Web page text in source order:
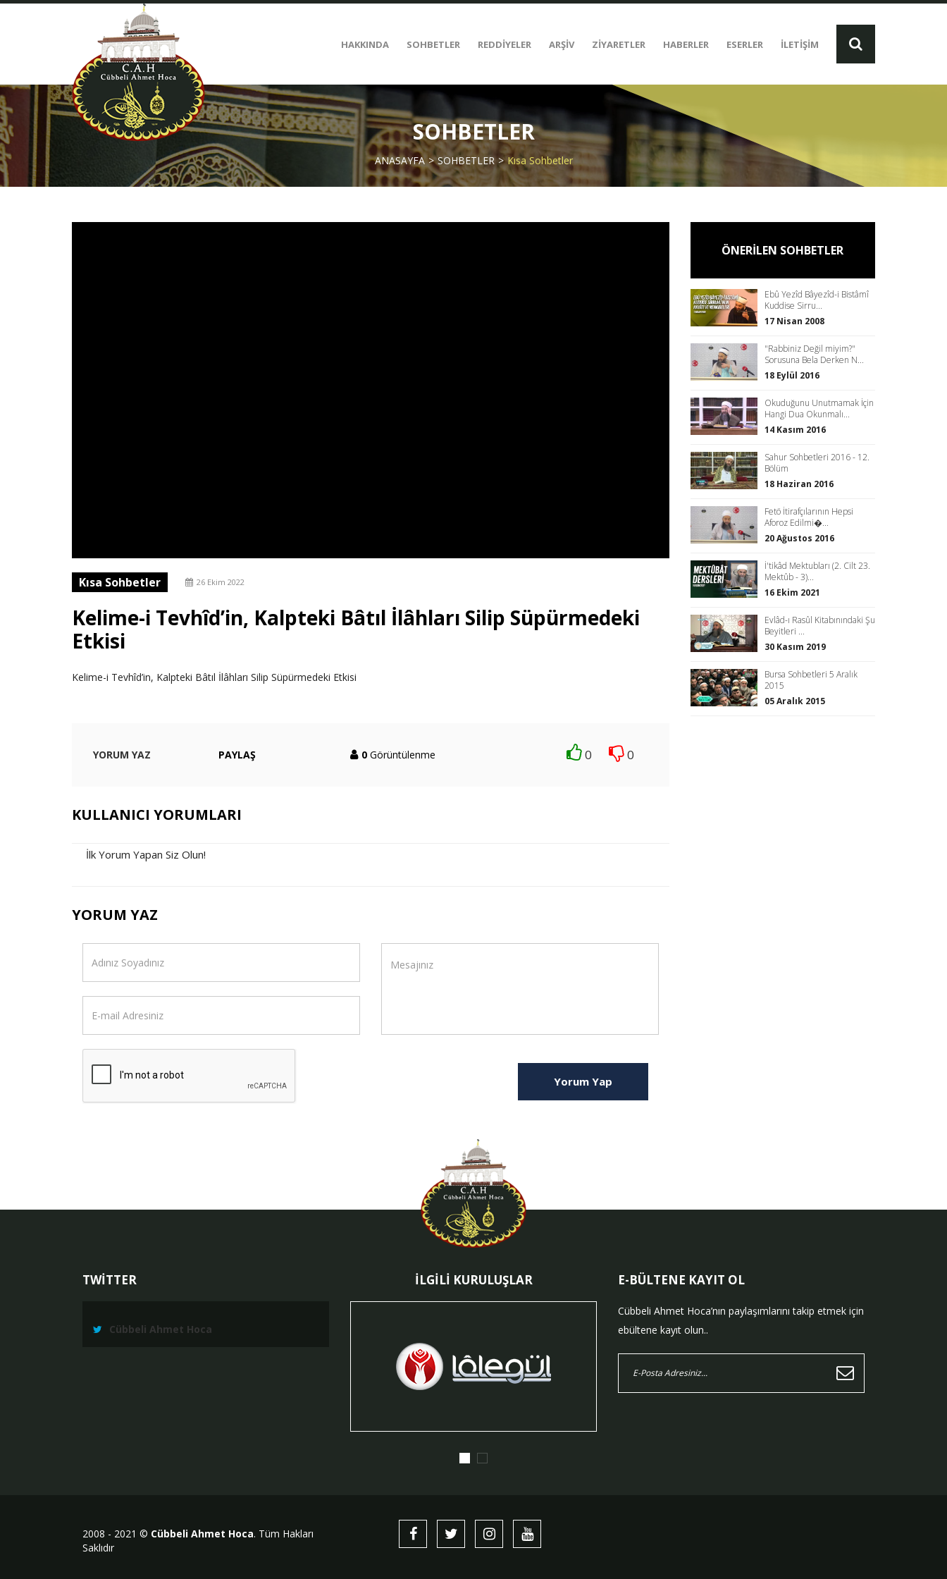
HAKKINDA SOHBETLER REDDİYELER ARŞİV ZİYARETLER HABERLER ESERLER İLETİŞİM
SOHBETLER
ANASAYFA SOHBETLER Kısa Sohbetler
Kısa Sohbetler 26 Ekim 2022
Kelime-i Tevhîd’in, Kalpteki Bâtıl İlâhları Silip Süpürmedeki
Etkisi
Kelime-i Tevhîd’in, Kalpteki Bâtıl İlâhları Silip Süpürmedeki Etkisi
YORUM YAZ PAYLAŞ 0 Görüntülenme 0 0
KULLANICI YORUMLARI
İlk Yorum Yapan Siz Olun!
YORUM YAZ
Yorum Yap
ÖNERİLEN SOHBETLER
Ebû Yezîd Bâyezîd-i Bistâmî
Kuddise Sirru...
17 Nisan 2008
"Rabbiniz Değil miyim?"
Sorusuna Bela Derken N...
18 Eylül 2016
Okuduğunu Unutmamak İçin
Hangi Dua Okunmalı...
14 Kasım 2016
Sahur Sohbetleri 2016 - 12.
Bölüm
18 Haziran 2016
Fetö İtirafçılarının Hepsi
Aforoz Edilmi�...
20 Ağustos 2016
İ'tikâd Mektubları (2. Cilt 23.
Mektûb - 3)...
16 Ekim 2021
Evlâd-ı Rasûl Kitabınındaki Şu
Beyitleri ...
30 Kasım 2019
Bursa Sohbetleri 5 Aralık
2015
05 Aralık 2015
TWİTTER
Cübbeli Ahmet Hoca
İLGİLİ KURULUŞLAR E-BÜLTENE KAYIT OL
Cübbeli Ahmet Hoca’nın paylaşımlarını takip etmek için
ebültene kayıt olun..
2008 - 2021 © Cübbeli Ahmet Hoca. Tüm Hakları
Saklıdır